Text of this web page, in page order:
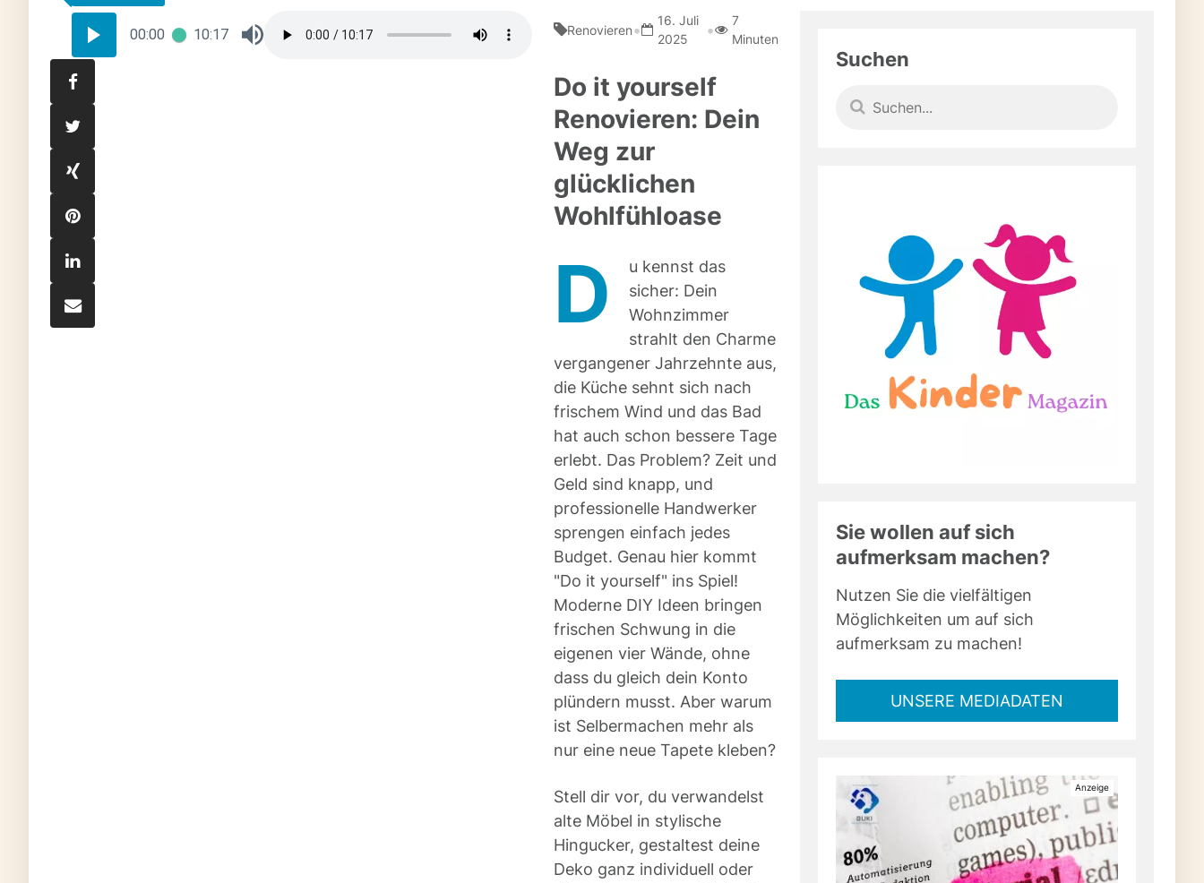
00:00 10:17 Renovieren•
16. Juli
2025
•
7
Minuten
Do it yourself
Renovieren: Dein
Weg zur
glücklichen
Wohlfühloase
D
u kennst das
sicher: Dein
Wohnzimmer
strahlt den Charme
vergangener Jahrzehnte aus,
die Küche sehnt sich nach
frischem Wind und das Bad
hat auch schon bessere Tage
erlebt. Das Problem? Zeit und
Geld sind knapp, und
professionelle Handwerker
sprengen einfach jedes
Budget. Genau hier kommt
"Do it yourself" ins Spiel!
Moderne DIY Ideen bringen
frischen Schwung in die
eigenen vier Wände, ohne
dass du gleich dein Konto
plündern musst. Aber warum
ist Selbermachen mehr als
nur eine neue Tapete kleben?
Stell dir vor, du verwandelst
alte Möbel in stylische
Hingucker, gestaltest deine
Deko ganz individuell oder
Suchen
Sie wollen auf sich
aufmerksam machen?
Nutzen Sie die vielfältigen
Möglichkeiten um auf sich
aufmerksam zu machen!
UNSERE MEDIADATEN